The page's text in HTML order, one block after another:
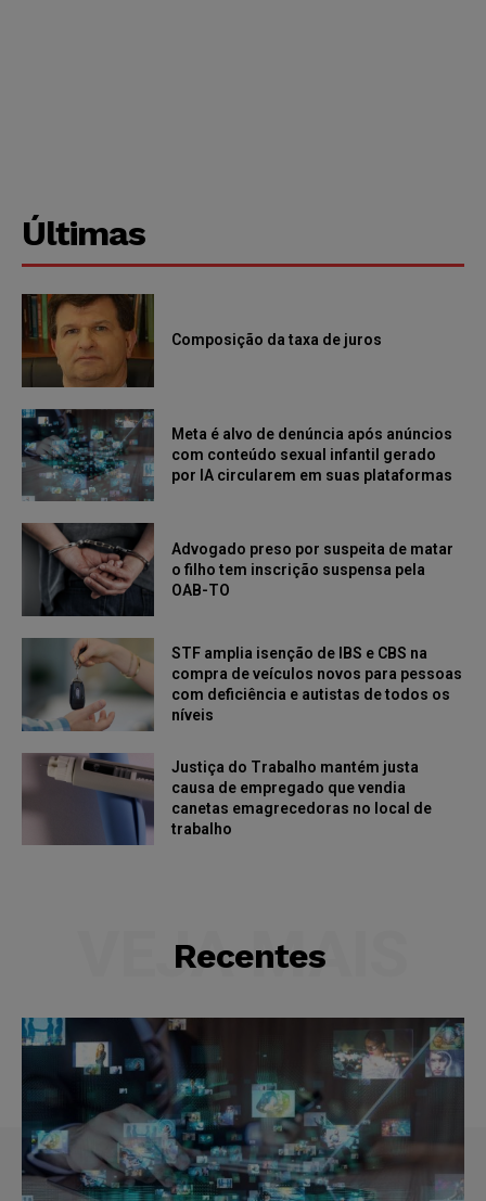
Últimas
Composição da taxa de juros
Meta é alvo de denúncia após anúncios
com conteúdo sexual infantil gerado
por IA circularem em suas plataformas
Advogado preso por suspeita de matar
o filho tem inscrição suspensa pela
OAB-TO
STF amplia isenção de IBS e CBS na
compra de veículos novos para pessoas
com deficiência e autistas de todos os
níveis
Justiça do Trabalho mantém justa
causa de empregado que vendia
canetas emagrecedoras no local de
trabalho
Recentes
VEJA MAIS